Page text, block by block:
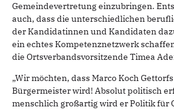
Gemeindevertretung einzubringen.
auch, dass die unterschiedlichen
der Kandidatinnen und Kandidaten
ein echtes Kompetenznetzwerk
die Ortsverbandsvorsitzende Timea
„Wir möchten, dass Marco Koch
Bürgermeister wird! Absolut politisch
menschlich großartig wird er Politik für